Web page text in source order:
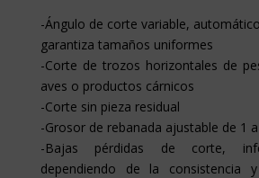
-Ángulo de corte variable,
garantiza tamaños uniformes
-Corte de trozos horizontales de
aves o productos cárnicos
-Corte sin pieza residual
-Grosor de rebanada ajustable de 1
-Bajas pérdidas de corte,
dependiendo de la consistencia